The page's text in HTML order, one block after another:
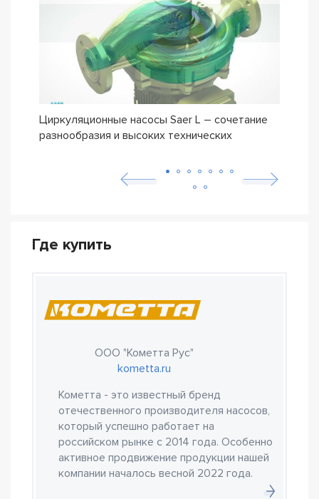
Циркуляционные насосы Saer L – сочетание
разнообразия и высоких технических
Где купить
ООО "Кометта Рус"
kometta.ru
Кометта - это известный бренд
отечественного производителя насосов,
который успешно работает на
российском рынке с 2014 года. Особенно
активное продвижение продукции нашей
компании началось весной 2022 года.